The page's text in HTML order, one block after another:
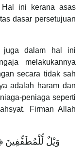
ini kerana asas
dasar persetujuan
juga dalam hal ini
melakukannya
secara tidak sah
adalah haram dan
peniaga seperti
Firman Allah